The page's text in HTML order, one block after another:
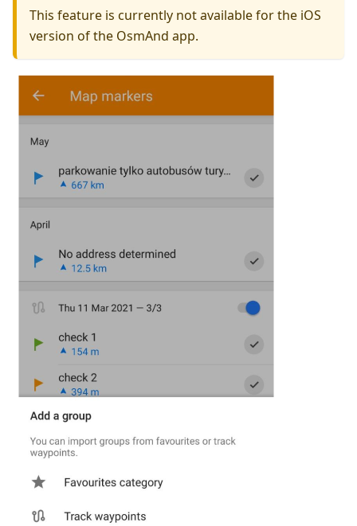
This feature is currently not available for the iOS
version of the OsmAnd app.